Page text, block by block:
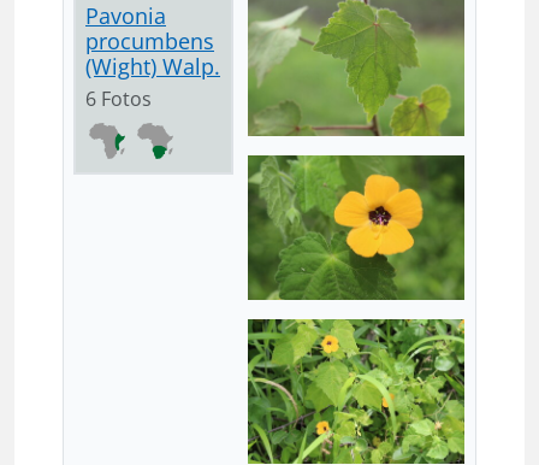
Pavonia
procumbens
(Wight) Walp.
6 Fotos